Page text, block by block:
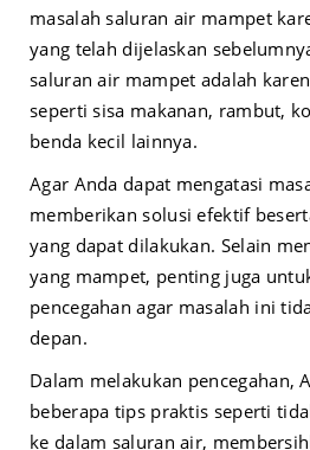
masalah saluran air mampet
yang telah dijelaskan
saluran air mampet adalah
seperti sisa makanan, rambut,
benda kecil lainnya.
Agar Anda dapat mengatasi
memberikan solusi efektif
yang dapat dilakukan. Selain
yang mampet, penting juga
pencegahan agar masalah ini
depan.
Dalam melakukan pencegahan,
beberapa tips praktis seperti
ke dalam saluran air,